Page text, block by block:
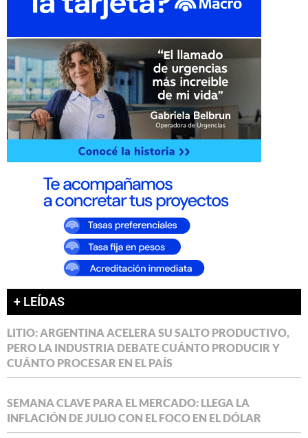
+ LEÍDAS
LITIO: ARGENTINA ACELERA SU SALTO PRODUCTIVO,
PERO LA INDUSTRIA DEBATE CUÁNTO PRODUCIR Y
CUÁNTO PROCESAR EN EL PAÍS
SEMANA CLAVE PARA EL MERCADO: LLEGA LA
INFLACIÓN DE JULIO CON EL FOCO EN EL DÓLAR